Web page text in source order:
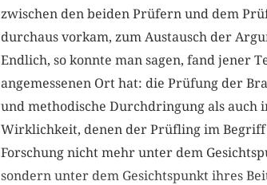
zwischen den beiden Prüfern und dem
durchaus vorkam, zum Austausch der
Endlich, so konnte man sagen, fand jener
angemessenen Ort hat: die Prüfung der
und methodische Durchdringung als auch
Wirklichkeit, denen der Prüfling im Begriff
Forschung nicht mehr unter dem
sondern unter dem Gesichtspunkt ihres